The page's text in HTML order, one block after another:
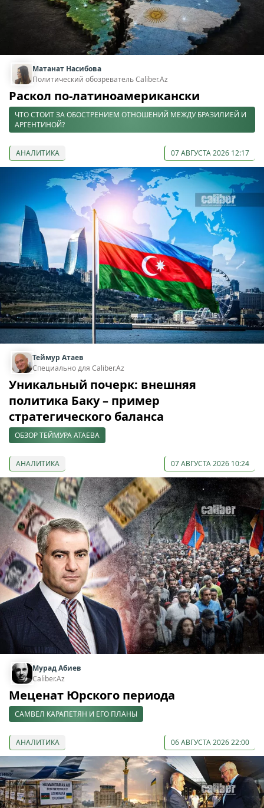
Матанат Насибова
Политический обозреватель Caliber.Az
Раскол по-латиноамерикански
ЧТО СТОИТ ЗА ОБОСТРЕНИЕМ ОТНОШЕНИЙ МЕЖДУ БРАЗИЛИЕЙ И
АРГЕНТИНОЙ?
АНАЛИТИКА 07 АВГУСТА 2026 12:17
Теймур Атаев
Специально для Caliber.Az
Уникальный почерк: внешняя
политика Баку – пример
стратегического баланса
ОБЗОР ТЕЙМУРА АТАЕВА
АНАЛИТИКА 07 АВГУСТА 2026 10:24
Мурад Абиев
Caliber.Az
Меценат Юрского периода
САМВЕЛ КАРАПЕТЯН И ЕГО ПЛАНЫ
АНАЛИТИКА 06 АВГУСТА 2026 22:00